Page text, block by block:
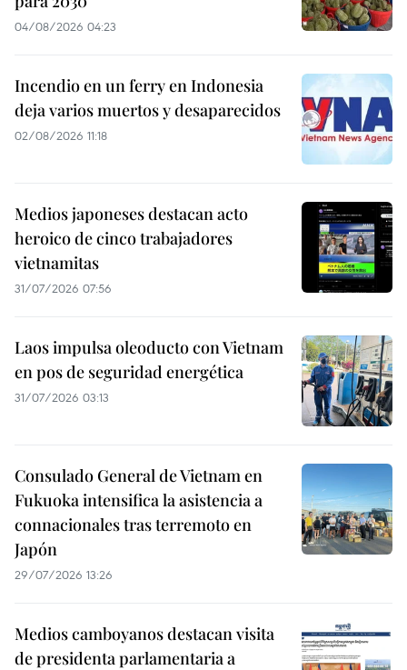
04/08/2026 04:23
Incendio en un ferry en Indonesia
deja varios muertos y desaparecidos
02/08/2026 11:18
Medios japoneses destacan acto
heroico de cinco trabajadores
vietnamitas
31/07/2026 07:56
Laos impulsa oleoducto con Vietnam
en pos de seguridad energética
31/07/2026 03:13
Consulado General de Vietnam en
Fukuoka intensifica la asistencia a
connacionales tras terremoto en
Japón
29/07/2026 13:26
Medios camboyanos destacan visita
de presidenta parlamentaria a